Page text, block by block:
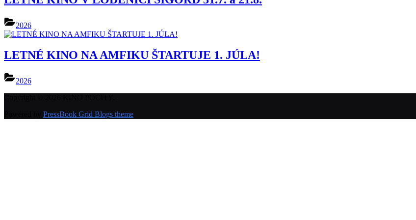
2026
LETNÉ KINO NA AMFIKU ŠTARTUJE 1. JÚLA!
2026
PressBook Grid Blogs theme